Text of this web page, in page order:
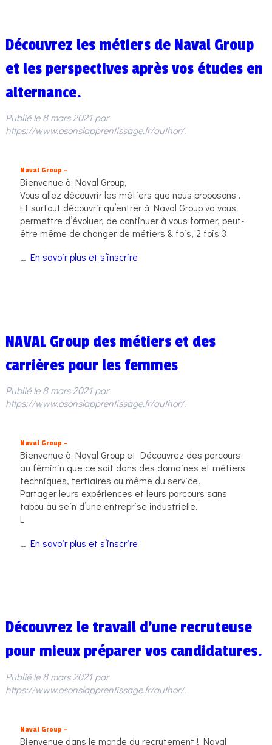
Découvrez les métiers de Naval Group
et les perspectives après vos études en
alternance.
Publié le8 mars 2021par
https://www.osonslapprentissage.fr/author/.
Naval Group –
Bienvenue à Naval Group,
Vous allez découvrir les métiers que nous proposons .
Et surtout découvrir qu’entrer à Naval Group va vous
permettre d’évoluer, de continuer à vous former, peut-
être même de changer de métiers & fois, 2 fois 3
… En savoir plus et s’inscrire
NAVAL Group des métiers et des
carrières pour les femmes
Publié le8 mars 2021par
https://www.osonslapprentissage.fr/author/.
Naval Group –
Bienvenue à Naval Group et Découvrez des parcours
au féminin que ce soit dans des domaines et métiers
techniques, tertiaires ou même du service.
Partager leurs expériences et leurs parcours sans
tabou au sein d’une entreprise industrielle.
L
… En savoir plus et s’inscrire
Découvrez le travail d’une recruteuse
pour mieux préparer vos candidatures.
Publié le8 mars 2021par
https://www.osonslapprentissage.fr/author/.
Naval Group –
Bienvenue dans le monde du recrutement ! Naval